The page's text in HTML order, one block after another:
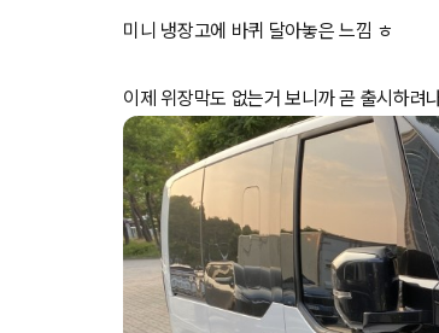
미니 냉장고에 바퀴 달아놓은 느낌 ㅎ
이제 위장막도 없는거 보니까 곧 출시하려